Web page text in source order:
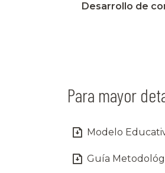
Desarrollo de
Para mayor
Modelo
Guía